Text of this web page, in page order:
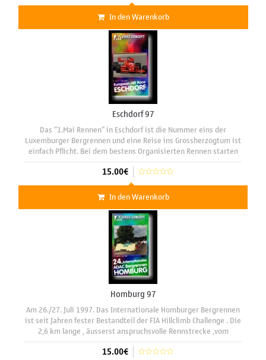
In den Warenkorb
Eschdorf 97
Das "1.Mai Rennen" in Eschdorf ist die Nummer eins der
Luxemburger Bergrennen und eine Reise ins Grossherzogtum ist
einfach Pflicht. Bei dem bestens Organisierten Rennen starten
die besten Fahrer aus Luxembourg , Belgien, Deutschland ,
Frankreich ,
15.00€
In den Warenkorb
Homburg 97
Am 26./27. Juli 1997. Das Internationale Homburger Bergrennen
ist seit Jahren fester Bestandteil der FIA Hillclimb Challenge . Die
2,6 km lange , äusserst anspruchsvolle Rennstrecke ,vom
Saarland in die Pfalz , ist die einzige Bergrennstrecke
15.00€